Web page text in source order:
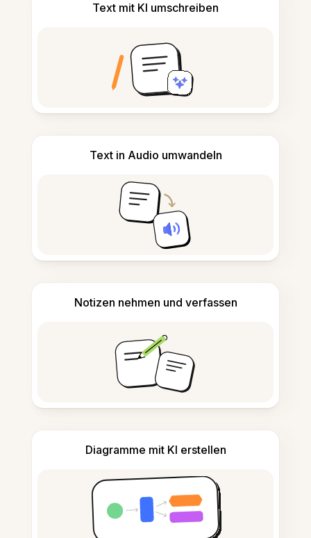
Text mit KI umschreiben
Text in Audio umwandeln
Notizen nehmen und verfassen
Diagramme mit KI erstellen